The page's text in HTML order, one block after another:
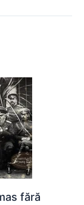
fără